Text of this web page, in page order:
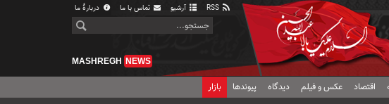
آرشیو تماس با ما دربارهٔ ما
MASHREGH NEWS
اقتصاد عکس و فیلم دیدگاه پیوندها بازار